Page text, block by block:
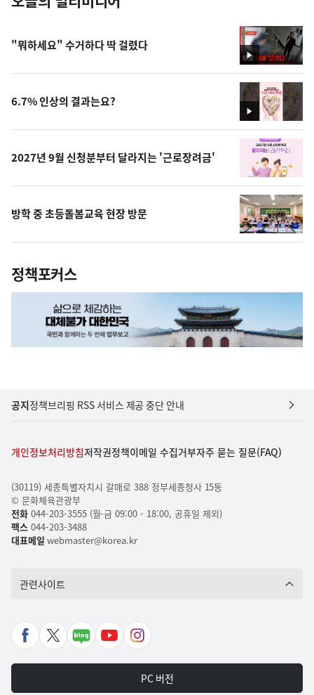
영
상
"뭐하세요" 수거하다 딱 걸렸다
영
상
6.7% 인상의 결과는요?
2027년 9월 신청분부터 달라지는 '근로장려금'
방학 중 초등돌봄교육 현장 방문
정책포커스
공지정책브리핑 RSS 서비스 제공 중단 안내
개인정보처리방침저작권정책이메일 수집거부자주 묻는 질문(FAQ)
(30119) 세종특별자치시 갈매로 388 정부세종청사 15동
© 문화체육관광부
전화044-203-3555 (월-금 09:00 - 18:00, 공휴일 제외)
팩스044-203-3488
대표메일 webmaster@korea.kr
관련사이트
페
북
X
가
네
포
유
바
인
타
그
PC 버전